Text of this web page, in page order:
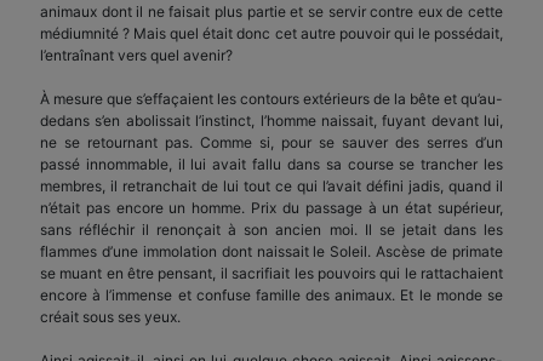
animaux dont il ne faisait plus partie et se servir contre eux de cette
médiumnité ? Mais quel était donc cet autre pouvoir qui le possédait,
l’entraînant vers quel avenir?
À mesure que s’effaçaient les contours exté­rieurs de la bête et qu’au-
dedans s’en abolissait l’instinct, l’homme naissait, fuyant devant lui,
ne se retournant pas. Comme si, pour se sauver des serres d’un
passé innommable, il lui avait fallu dans sa course se trancher les
membres, il retranchait de lui tout ce qui l’avait défini jadis, quand il
n’était pas encore un homme. Prix du passage à un état supé­rieur,
sans réfléchir il renonçait à son ancien moi. Il se jetait dans les
flammes d’une immolation dont naissait le Soleil. Ascèse de primate
se muant en être pensant, il sacrifiait les pouvoirs qui le ratta­chaient
encore à l’immense et confuse famille des animaux. Et le monde se
créait sous ses yeux.